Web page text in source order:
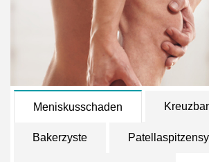
Meniskusschaden
Bakerzyste